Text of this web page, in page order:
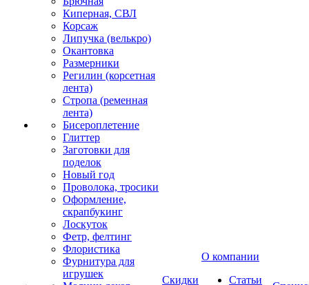
Киперная, СВЛ
Корсаж
Липучка (велькро)
Окантовка
Размерники
Регилин (корсетная
лента)
Стропа (ременная
лента)
Бисероплетение
Глиттер
Заготовки для
поделок
Новый год
Проволока, тросики
Оформление,
скрапбукинг
Лоскуток
Фетр, фелтинг
Флористика
Фурнитура для
игрушек
Скидки
О компании
Статьи